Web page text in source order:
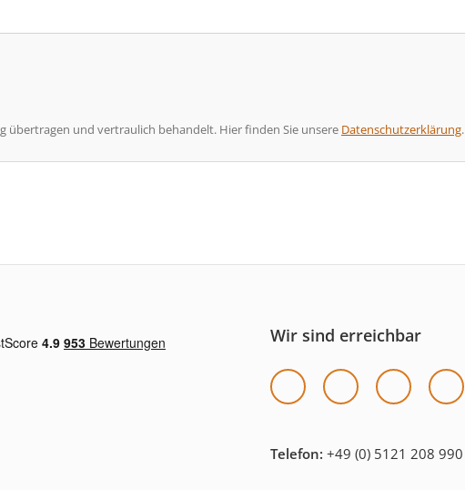
übertragen und vertraulich behandelt. Hier finden Sie unsere Datenschutzerklärung.
Wir sind erreichbar
Telefon: +49 (0) 5121 208 990